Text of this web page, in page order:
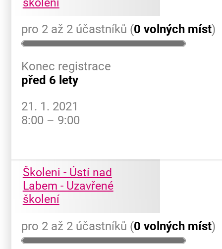
pro 2 až 2 účastníků (0 volných míst)
Konec registrace
před 6 lety
21. 1. 2021
8:00 – 9:00
Školeni - Ústí nad
Labem - Uzavřené
školení
pro 2 až 2 účastníků (0 volných míst)